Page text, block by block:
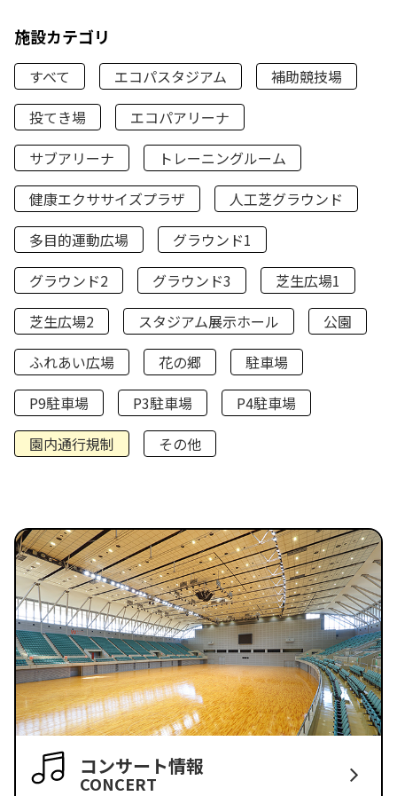
施設カテゴリ
すべて エコパスタジアム
補助競技場
投てき場
エコパアリーナ
サブアリーナ
トレーニングルーム
健康エクササイズプラザ
人工芝グラウンド
多目的運動広場
グラウンド1
グラウンド2
グラウンド3
芝生広場1
芝生広場2
スタジアム展示ホール
公園
ふれあい広場
花の郷
駐車場
P9駐車場
P3駐車場
P4駐車場
園内通行規制
その他
コンサート情報
CONCERT